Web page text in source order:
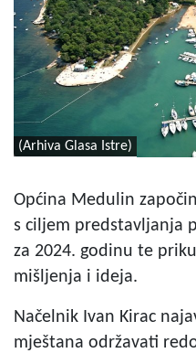
(Arhiva Glasa Istre)
Općina Medulin
s ciljem predstavljanja
za 2024. godinu te
mišljenja i ideja.
Načelnik Ivan Kirac
mještana održavati